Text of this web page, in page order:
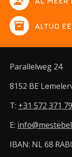
inventory ALTIJD
Parallelweg 24
8152 BE
T: +31 572 371
E:
IBAN: NL 68